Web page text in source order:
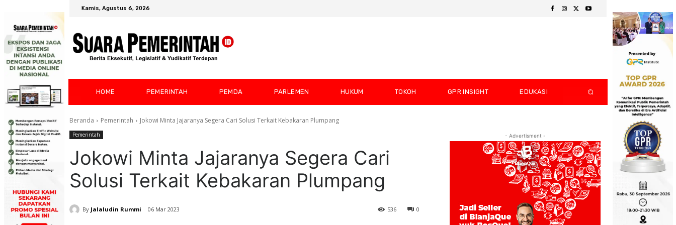
Kamis, Agustus 6, 2026
HOME PEMERINTAH PEMDA PARLEMEN HUKUM TOKOH GPR INSIGHT EDUKASI
Beranda Pemerintah Jokowi Minta Jajaranya Segera Cari Solusi Terkait Kebakaran Plumpang
Pemerintah
Jokowi Minta Jajaranya Segera Cari
Solusi Terkait Kebakaran Plumpang
By Jalaludin Rummi 06 Mar 2023 0
536
- Advertisment -